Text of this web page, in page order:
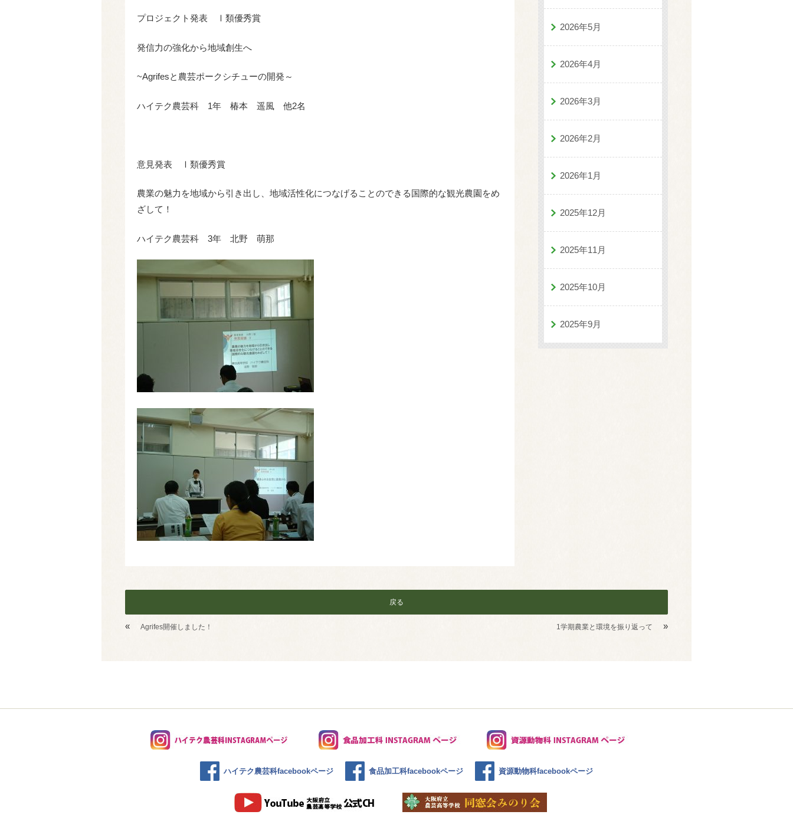
プロジェクト発表 Ⅰ類優秀賞
発信力の強化から地域創生へ
~Agrifesと農芸ポークシチューの開発～
ハイテク農芸科 1年 椿本 遥風 他2名
意見発表 Ⅰ類優秀賞
農業の魅力を地域から引き出し、地域活性化につなげることのできる国際的な観光農園をめ
ざして！
ハイテク農芸科 3年 北野 萌那
2026年5月
2026年4月
2026年3月
2026年2月
2026年1月
2025年12月
2025年11月
2025年10月
2025年9月
戻る
« Agrifes開催しました！ 1学期農業と環境を振り返って »
ハイテク農芸科facebookページ 食品加工科facebookページ 資源動物科facebookページ